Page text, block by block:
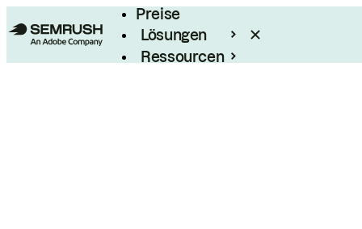
Preise
Lösungen
Ressourcen